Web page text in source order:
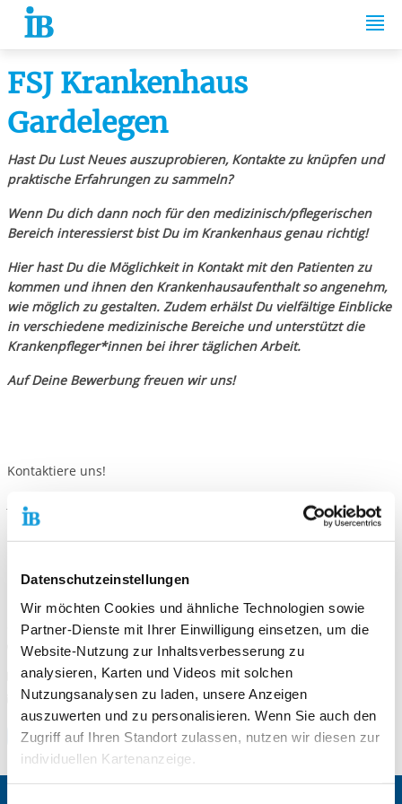
Datenschutzeinstellungen
Wir möchten Cookies und ähnliche Technologien sowie
Partner-Dienste mit Ihrer Einwilligung einsetzen, um die
Website-Nutzung zur Inhaltsverbesserung zu
analysieren, Karten und Videos mit solchen
Nutzungsanalysen zu laden, unsere Anzeigen
auszuwerten und zu personalisieren. Wenn Sie auch den
Zugriff auf Ihren Standort zulassen, nutzen wir diesen zur
individuellen Kartenanzeige.
Springe zum Inhalt
FSJ Krankenhaus
Gardelegen
Hast Du Lust Neues auszuprobieren, Kontakte zu knüpfen und
praktische Erfahrungen zu sammeln?
Wenn Du dich dann noch für den medizinisch/pflegerischen
Bereich interessierst bist Du im Krankenhaus genau richtig!
Hier hast Du die Möglichkeit in Kontakt mit den Patienten zu
kommen und ihnen den Krankenhausaufenthalt so angenehm,
wie möglich zu gestalten. Zudem erhälst Du vielfältige Einblicke
in verschiedene medizinische Bereiche und unterstützt die
Krankenpfleger*innen bei ihrer täglichen Arbeit.
Auf Deine Bewerbung freuen wir uns!
Kontaktiere uns!
E-Mail schreiben
Freiwilligendienste Magdeburg
Brenneckestraße 95
39118 Magdeburg
Telefonnummer
0391 6229283
Faxnummer
0391 60772529
E-Mail an Freiwilligendienste Magdeburg
E-Mail schreiben
Zum Standort